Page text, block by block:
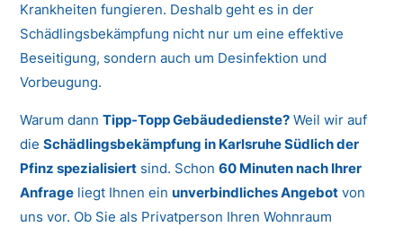
Krankheiten fungieren. Deshalb geht es in der
Schädlingsbekämpfung nicht nur um eine effektive
Beseitigung, sondern auch um Desinfektion und
Vorbeugung.
Warum dannTipp-Topp Gebäudedienste? Weil wir auf
dieSchädlingsbekämpfung in Karlsruhe Südlich der
Pfinz spezialisiert sind. Schon60 Minuten nach Ihrer
Anfrage liegt Ihnen ein unverbindliches Angebot von
uns vor. Ob Sie als Privatperson Ihren Wohnraum